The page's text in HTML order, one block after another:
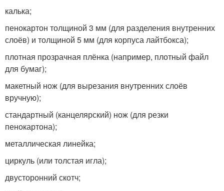
калька;
пенокартон толщиной 3 мм (для разделения внутренних
слоёв) и толщиной 5 мм (для корпуса лайтбокса);
плотная прозрачная плёнка (например, плотный файл
для бумаг);
макетный нож (для вырезания внутренних слоёв
вручную);
стандартный (канцелярский) нож (для резки
пенокартона);
металлическая линейка;
циркуль (или толстая игла);
двусторонний скотч;